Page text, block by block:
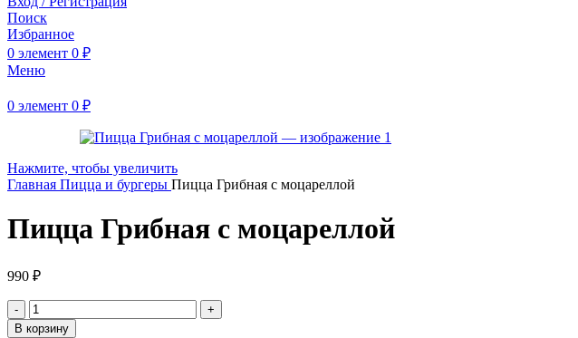
Поиск
Избранное
0 элемент 0 ₽
Меню
0 элемент 0 ₽
Нажмите, чтобы увеличить
Главная Пицца и бургеры Пицца Грибная с моцареллой
Пицца Грибная с моцареллой
990 ₽
В корзину